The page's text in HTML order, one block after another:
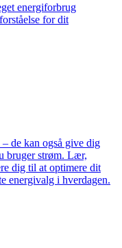
energiforbrug
for dit
de kan også give dig
bruger strøm. Lær,
dig til at optimere dit
energivalg i hverdagen.